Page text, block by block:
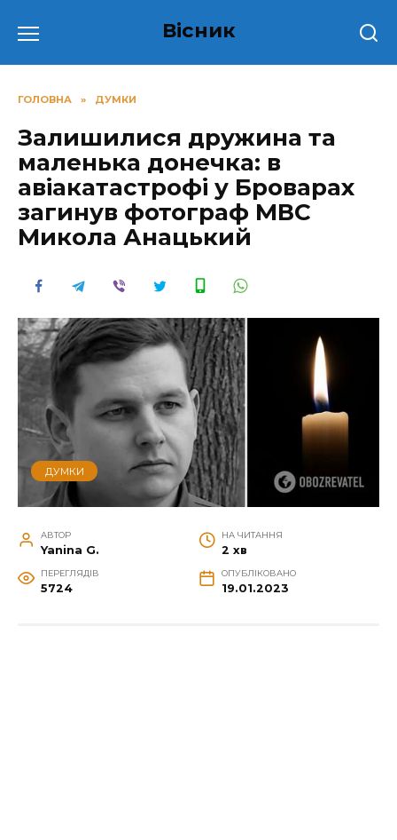
до
Вісник
ГОЛОВНА » ДУМКИ
Залишилися дружина та
маленька донечка: в
авіакатастрофі у Броварах
загинув фотограф МВС
Микола Анацький
ДУМКИ
АВТОР
Yanina G.
НА ЧИТАННЯ
2 хв
ПЕРЕГЛЯДІВ
5724
ОПУБЛІКОВАНО
19.01.2023